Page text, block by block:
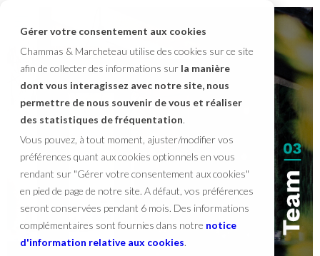
Gérer votre consentement aux cookies
Chammas & Marcheteau utilise des cookies sur ce site
afin de collecter des informations sur la manière
dont vous interagissez avec notre site, nous
permettre de nous souvenir de vous et réaliser
des statistiques de fréquentation.
Vous pouvez, à tout moment, ajuster/modifier vos
préférences quant aux cookies optionnels en vous
rendant sur "Gérer votre consentement aux cookies"
en pied de page de notre site. A défaut, vos préférences
seront conservées pendant 6 mois. Des informations
complémentaires sont fournies dans notre notice
d'information relative aux cookies.